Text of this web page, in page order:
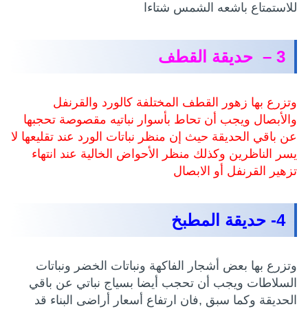
للاستمتاع باشعه الشمس شتاءا
3 – حديقة القطف
وتزرع بها زهور القطف المختلفة كالورد والقرنفل
والأبصال ويجب أن تحاط بأسوار نباتيه مقصوصة تحجبها
عن باقي الحديقة حيث إن منظر نباتات الورد عند تقليعها لا
يسر الناظرين وكذلك منظر الأحواض الخالية عند انتهاء
تزهير القرنفل أو الابصال
4- حديقة المطبخ
وتزرع بها بعض أشجار الفاكهة ونباتات الخضر ونباتات
السلاطات ويجب أن تحجب أيضا بسياج نباتي عن باقي
الحديقة وكما سبق ,فان ارتفاع أسعار أراضى البناء قد